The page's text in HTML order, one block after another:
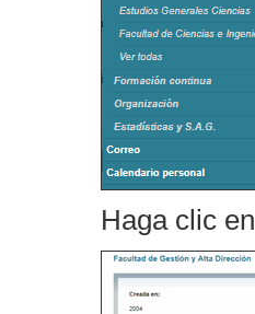
Haga clic en